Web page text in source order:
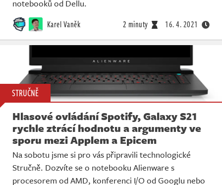
notebooků od Dellu.
Karel Vaněk 2 minuty 16. 4. 2021
STRUČNĚ
Hlasové ovládání Spotify, Galaxy S21
rychle ztrácí hodnotu a argumenty ve
sporu mezi Applem a Epicem
Na sobotu jsme si pro vás připravili technologické
Stručně. Dozvíte se o notebooku Alienware s
procesorem od AMD, konferenci I/O od Googlu nebo